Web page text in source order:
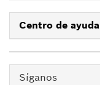
Centro de ayuda
Síganos